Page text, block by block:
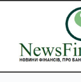
Перейти